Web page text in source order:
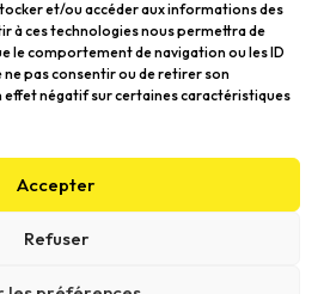
et/ou accéder aux informations des
à ces technologies nous permettra de
le comportement de navigation ou les ID
ne pas consentir ou de retirer son
négatif sur certaines caractéristiques
Accepter
Refuser
Caudéran